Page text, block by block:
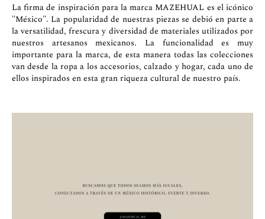
La firma de inspiración para la marca MAZEHUAL es el icónico
"México". La popularidad de nuestras piezas se debió en parte a
la versatilidad, frescura y diversidad de materiales utilizados por
nuestros artesanos mexicanos. La funcionalidad es muy
importante para la marca, de esta manera todas las colecciones
van desde la ropa a los accesorios, calzado y hogar, cada uno de
ellos inspirados en esta gran riqueza cultural de nuestro país.